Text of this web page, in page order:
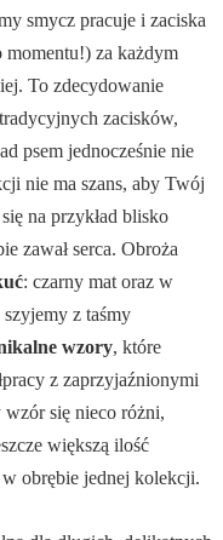
smycz pracuje i zaciska
za każdym
To zdecydowanie
zacisków,
psem jednocześnie nie
nie ma szans, aby Twój
na przykład blisko
zawał serca. Obroża
: czarny mat oraz w
z taśmy
wzory, które
z zaprzyjaźnionymi
wzór się nieco różni,
większą ilość
obrębie jednej kolekcji.